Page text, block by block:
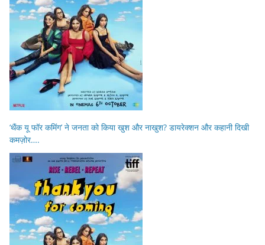
‘थैंक यू फॉर कमिंग’ ने जनता को किया खुश और नाखुश? डायरेक्शन और कहानी दिखी
कमज़ोर….